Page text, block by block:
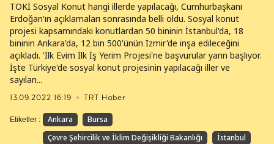
13.09.2022 16:19 TRT Haber
TOKİ Sosyal Konut hangi illerde yapılacağı, Cumhurbaşkanı
Erdoğan'ın açıklamaları sonrasında belli oldu. Sosyal konut
projesi kapsamındaki konutlardan 50 bininin İstanbul'da, 18
bininin Ankara'da, 12 bin 500'ünün İzmir'de inşa edileceğini
açıkladı. 'İlk Evim İlk İş Yerim Projesi'ne başvurular yarın başlıyor.
İşte Türkiye'de sosyal konut projesinin yapılacağı iller ve
sayıları...
Etiketler : Ankara
Bursa
Çevre Şehircilik ve İklim Değişikliği Bakanlığı
İstanbul